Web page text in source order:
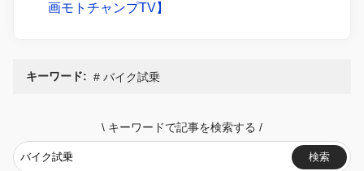
画モトチャンプTV】
キーワード: バイク試乗
\ キーワードで記事を検索する /
検索